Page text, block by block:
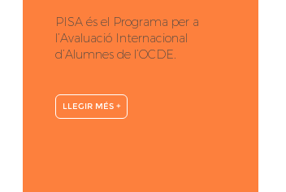
PISA és el Programa per a
l’Avaluació Internacional
d’Alumnes de l’OCDE.
LLEGIR MÉS +